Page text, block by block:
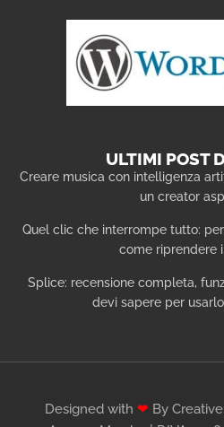
ULTIMI POST
Creare musica con intelligenza
un creator
Quel clic che interrompe tutto:
come riprendere
Splice: recensione completa,
devi sapere per
Designed with ❤ By